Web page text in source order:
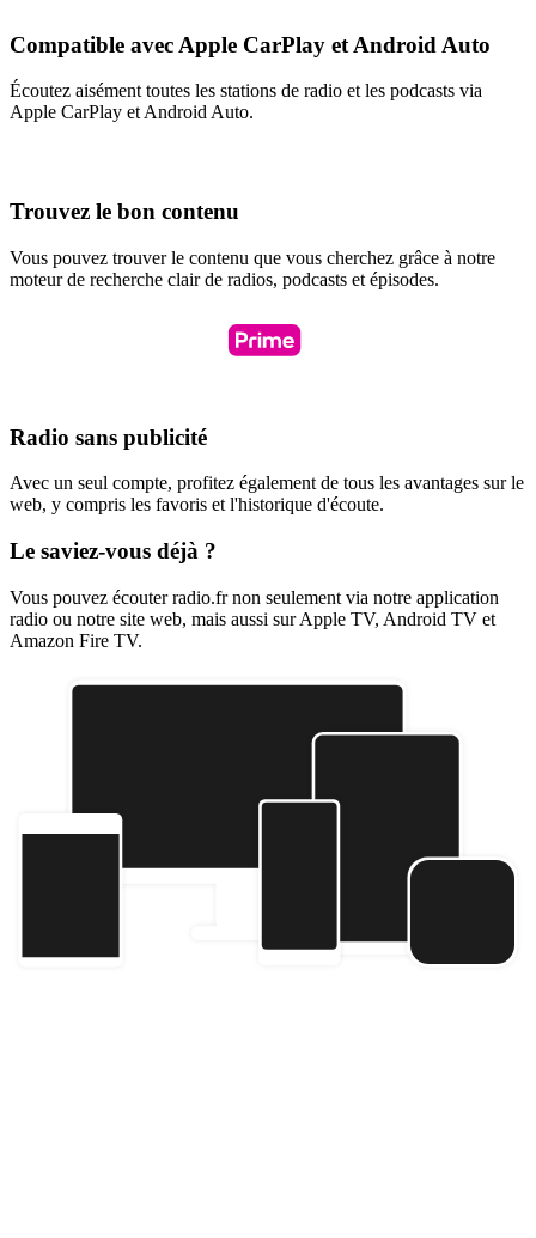
Compatible avec Apple CarPlay et Android Auto
Écoutez aisément toutes les stations de radio et les podcasts via
Apple CarPlay et Android Auto.
Trouvez le bon contenu
Vous pouvez trouver le contenu que vous cherchez grâce à notre
moteur de recherche clair de radios, podcasts et épisodes.
Radio sans publicité
Avec un seul compte, profitez également de tous les avantages sur le
web, y compris les favoris et l'historique d'écoute.
Le saviez-vous déjà ?
Vous pouvez écouter radio.fr non seulement via notre application
radio ou notre site web, mais aussi sur Apple TV, Android TV et
Amazon Fire TV.